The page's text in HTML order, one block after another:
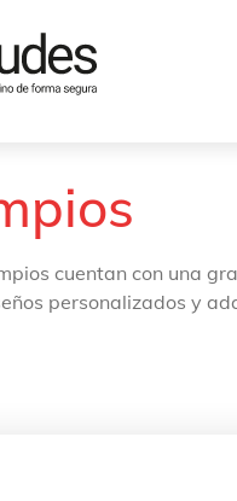
cuentan con una
personalizados y